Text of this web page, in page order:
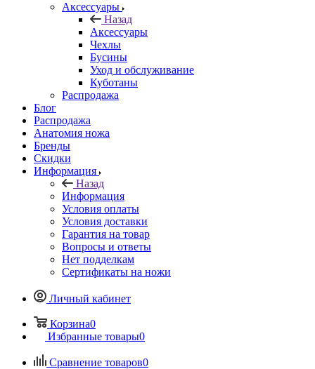
Аксессуары
Назад
Аксессуары
Чехлы
Бусины
Уход и обслуживание
Куботаны
Распродажа
Блог
Распродажа
Анатомия ножа
Бренды
Скидки
Информация
Назад
Информация
Условия оплаты
Условия доставки
Гарантия на товар
Вопросы и ответы
Нет подделкам
Сертификаты на ножи
Личный кабинет
Корзина0
Избранные товары0
Сравнение товаров0